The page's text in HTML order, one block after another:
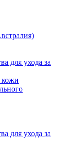
для ухода за
для ухода за